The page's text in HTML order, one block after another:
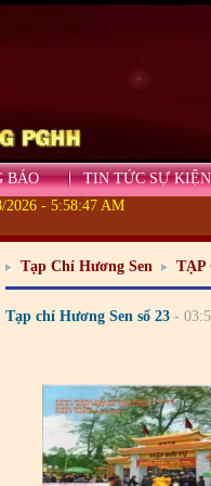
BÁO
TIN TỨC SỰ KIỆN
2026 - 5:58:49 AM
Tạp Chí Hương Sen TẠP
Tạp chí Hương Sen số 23 -